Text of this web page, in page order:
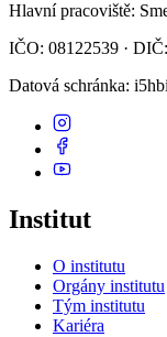
Hlavní pracoviště:
IČO: 08122539 ·
Datová schránka:
Institut
O institutu
Orgány institutu
Tým institutu
Kariéra